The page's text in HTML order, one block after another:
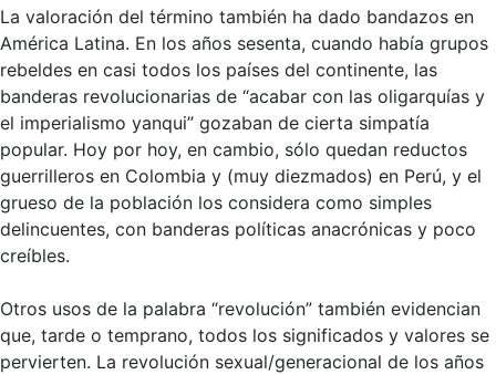
La valoración del término también ha dado bandazos en
América Latina. En los años sesenta, cuando había grupos
rebeldes en casi todos los países del continente, las
banderas revolucionarias de “acabar con las oligarquías y
el imperialismo yanqui” gozaban de cierta simpatía
popular. Hoy por hoy, en cambio, sólo quedan reductos
guerrilleros en Colombia y (muy diezmados) en Perú, y el
grueso de la población los considera como simples
delincuentes, con banderas políticas anacrónicas y poco
creíbles.
Otros usos de la palabra “revolución” también evidencian
que, tarde o temprano, todos los significados y valores se
pervierten. La revolución sexual/generacional de los años